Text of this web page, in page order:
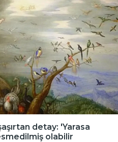
detay: 'Yarasa
olabilir